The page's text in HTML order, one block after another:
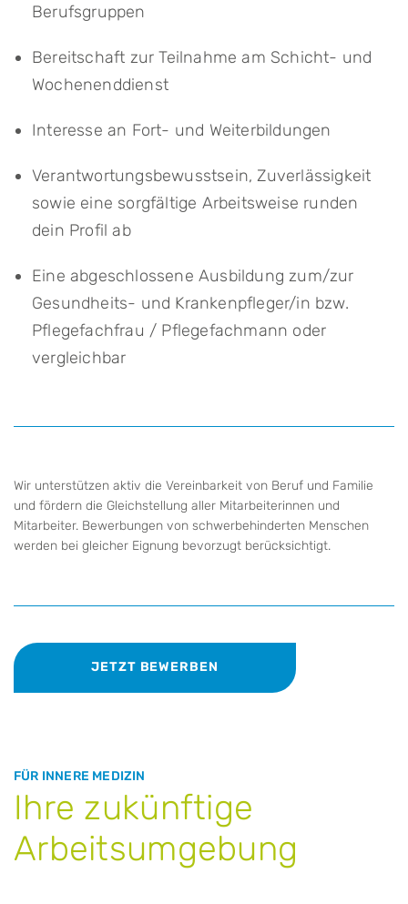
Berufsgruppen
Bereitschaft zur Teilnahme am Schicht- und
Wochenenddienst
Interesse an Fort- und Weiterbildungen
Verantwortungsbewusstsein, Zuverlässigkeit
sowie eine sorgfältige Arbeitsweise runden
dein Profil ab
Eine abgeschlossene Ausbildung zum/zur
Gesundheits- und Krankenpfleger/in bzw.
Pflegefachfrau / Pflegefachmann oder
vergleichbar
Wir unterstützen aktiv die Vereinbarkeit von Beruf und Familie
und fördern die Gleichstellung aller Mitarbeiterinnen und
Mitarbeiter. Bewerbungen von schwerbehinderten Menschen
werden bei gleicher Eignung bevorzugt berücksichtigt.
JETZT BEWERBEN
FÜR INNERE MEDIZIN
Ihre zukünftige
Arbeitsumgebung